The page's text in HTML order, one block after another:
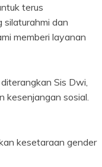
terus
silaturahmi dan
memberi layanan
Sis Dwi,
kesenjangan sosial.
kesetaraan gender